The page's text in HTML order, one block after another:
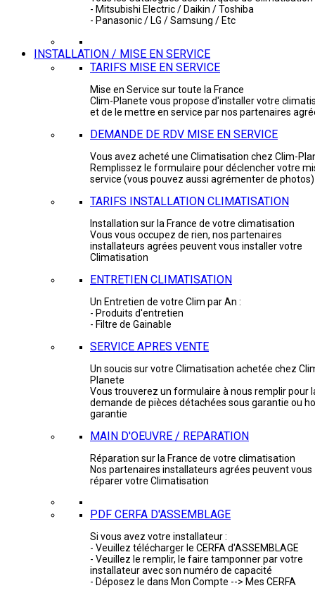
- Mitsubishi Electric / Daikin / Toshiba
- Panasonic / LG / Samsung / Etc
INSTALLATION / MISE EN SERVICE
TARIFS MISE EN SERVICE
Mise en Service sur toute la France
Clim-Planete vous propose d'installer votre
et de le mettre en service par nos partenaires
DEMANDE DE RDV MISE EN SERVICE
Vous avez acheté une Climatisation chez Clim-
Remplissez le formulaire pour déclencher votre
service (vous pouvez aussi agrémenter de photos)
TARIFS INSTALLATION CLIMATISATION
Installation sur la France de votre climatisation
Vous vous occupez de rien, nos partenaires
installateurs agrées peuvent vous installer votre
Climatisation
ENTRETIEN CLIMATISATION
Un Entretien de votre Clim par An :
- Produits d'entretien
- Filtre de Gainable
SERVICE APRES VENTE
Un soucis sur votre Climatisation achetée chez
Planete
Vous trouverez un formulaire à nous remplir pour
demande de pièces détachées sous garantie ou
garantie
MAIN D'OEUVRE / REPARATION
Réparation sur la France de votre climatisation
Nos partenaires installateurs agrées peuvent vous
réparer votre Climatisation
PDF CERFA D'ASSEMBLAGE
Si vous avez votre installateur :
- Veuillez télécharger le CERFA d'ASSEMBLAGE
- Veuillez le remplir, le faire tamponner par votre
installateur avec son numéro de capacité
- Déposez le dans Mon Compte --> Mes CERFA